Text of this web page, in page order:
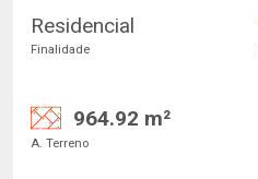
Residencial
Finalidade
964.92 m²
A. Terreno